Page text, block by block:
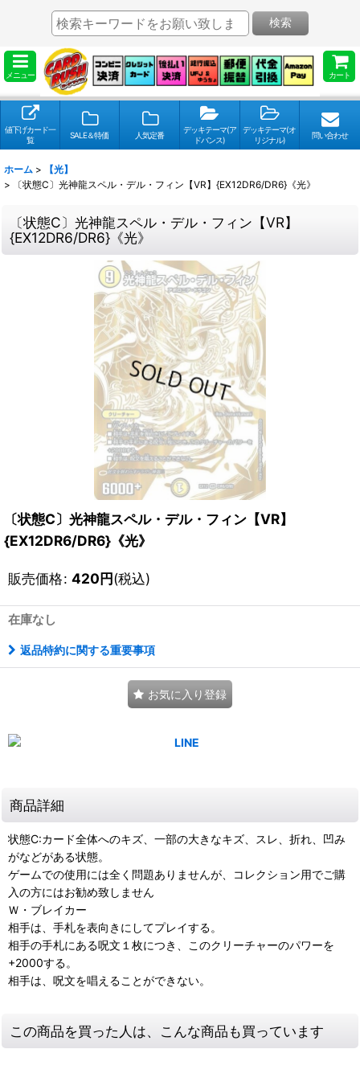
メニュー カート
検索
値下げカード一
覧
SALE＆特価 人気定番
デッキテーマ(ア
ドバンス)
デッキテーマ(オ
リジナル)
問い合わせ
ホーム >
【光】
>
〔状態C〕光神龍スペル・デル・フィン【VR】{EX12DR6/DR6}《光》
〔状態C〕光神龍スペル・デル・フィン【VR】
{EX12DR6/DR6}《光》
〔状態C〕光神龍スペル・デル・フィン【VR】
{EX12DR6/DR6}《光》
販売価格: 420円(税込)
在庫なし
返品特約に関する重要事項
お気に入り登録
商品詳細
状態C:カード全体へのキズ、一部の大きなキズ、スレ、折れ、凹み
がなどがある状態。
ゲームでの使用には全く問題ありませんが、コレクション用でご購
入の方にはお勧め致しません
Ｗ・ブレイカー
相手は、手札を表向きにしてプレイする。
相手の手札にある呪文１枚につき、このクリーチャーのパワーを
+2000する。
相手は、呪文を唱えることができない。
この商品を買った人は、こんな商品も買っています